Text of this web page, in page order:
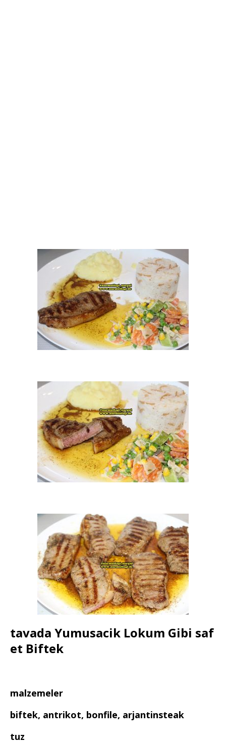
tavada Yumusacik Lokum Gibi saf
et Biftek
malzemeler
biftek, antrikot, bonfile, arjantinsteak
tuz